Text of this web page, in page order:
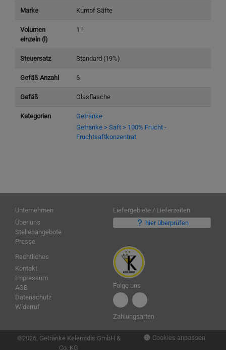
Marke Kumpf Säfte
Volumen
einzeln (l)
1 l
Steuersatz Standard (19%)
Gefäß Anzahl 6
Gefäß Glasflasche
Kategorien
Getränke
Getränke > Saft > 100% Frucht -
Fruchtsaftkonzentrat
Folge uns
Zahlungsarten
Unternehmen
Über uns
Stellenangebote
Presse
Liefergebiete / Lieferzeiten
hier überprüfen
Rechtliches
Kontakt
Impressum
AGB
Datenschutz
Widerruf
©2026, Getränke Kelemidis GmbH &
Co. KG
Cookies anpassen